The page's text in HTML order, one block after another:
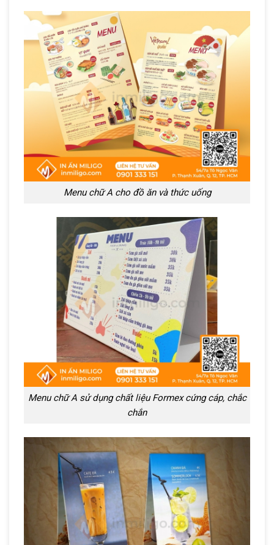
Menu chữ A cho đồ ăn và thức uống
Menu chữ A sử dụng chất liệu Formex cứng cáp, chắc
chắn